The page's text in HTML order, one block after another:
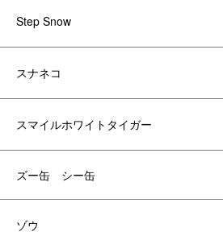
Step Snow
スナネコ
スマイルホワイトタイガー
ズー缶 シー缶
ゾウ